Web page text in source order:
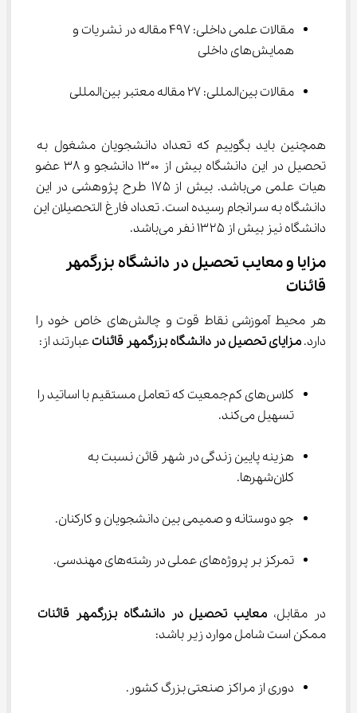
مقالات علمی داخلی: ۴۹۷ مقاله در نشریات و
همایش‌های داخلی
مقالات بین‌المللی: ۲۷ مقاله معتبر بین‌المللی
همچنین باید بگوییم که تعداد دانشجویان مشغول به
تحصیل در این دانشگاه بیش از ۱۳۰۰ دانشجو و ۳۸ عضو
هیات علمی می‌باشد. بیش از ۱۷۵ طرح پژوهشی در این
دانشگاه به سرانجام رسیده است. تعداد فارغ التحصیلان این
دانشگاه نیز بیش از ۱۳۲۵ نفر می‌باشد.
مزایا و معایب تحصیل در دانشگاه بزرگمهر
قائنات
هر محیط آموزشی نقاط قوت و چالش‌های خاص خود را
دارد. مزایای تحصیل در دانشگاه بزرگمهر قائنات عبارتند از:
کلاس‌های کم‌جمعیت که تعامل مستقیم با اساتید را
تسهیل می‌کند.
هزینه پایین زندگی در شهر قائن نسبت به
کلان‌شهرها.
جو دوستانه و صمیمی بین دانشجویان و کارکنان.
تمرکز بر پروژه‌های عملی در رشته‌های مهندسی.
در مقابل، معایب تحصیل در دانشگاه بزرگمهر قائنات
ممکن است شامل موارد زیر باشد:
دوری از مراکز صنعتی بزرگ کشور.